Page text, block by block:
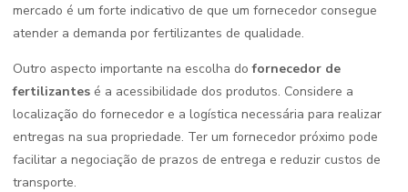
mercado é um forte indicativo de que um fornecedor consegue
atender a demanda por fertilizantes de qualidade.
Outro aspecto importante na escolha dofornecedor de
fertilizantes é a acessibilidade dos produtos. Considere a
localização do fornecedor e a logística necessária para realizar
entregas na sua propriedade. Ter um fornecedor próximo pode
facilitar a negociação de prazos de entrega e reduzir custos de
transporte.